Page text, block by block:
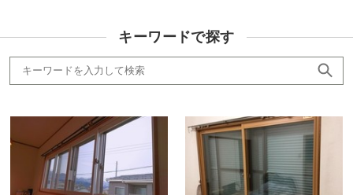
キーワードで探す